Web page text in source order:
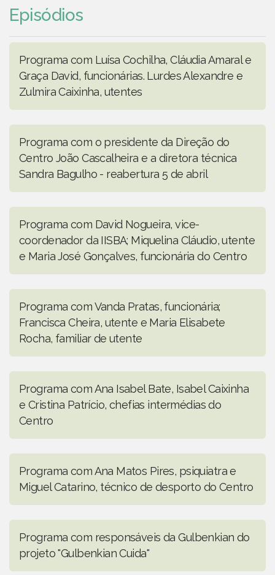
Episódios
Programa com Luísa Cochilha, Cláudia Amaral e
Graça David, funcionárias. Lurdes Alexandre e
Zulmira Caixinha, utentes
Programa com o presidente da Direção do
Centro João Cascalheira e a diretora técnica
Sandra Bagulho - reabertura 5 de abril
Programa com David Nogueira, vice-
coordenador da IISBA; Miquelina Cláudio, utente
e Maria José Gonçalves, funcionária do Centro
Programa com Vanda Pratas, funcionária;
Francisca Cheira, utente e Maria Elisabete
Rocha, familiar de utente
Programa com Ana Isabel Bate, Isabel Caixinha
e Cristina Patrício, chefias intermédias do
Centro
Programa com Ana Matos Pires, psiquiatra e
Miguel Catarino, técnico de desporto do Centro
Programa com responsáveis da Gulbenkian do
projeto "Gulbenkian Cuida"